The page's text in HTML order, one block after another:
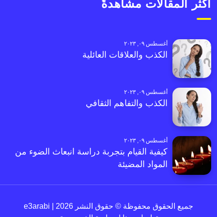
أكثر المقالات مشاهدةً
أغسطس ٠٩, ٢٠٢٣
الكذب والعلاقات العائلية
أغسطس ٠٩, ٢٠٢٣
الكذب والتفاهم الثقافي
أغسطس ٠٩, ٢٠٢٣
كيفية القيام بتجربة دراسة انبعاث الضوء من
المواد المضيئة
جميع الحقوق محفوظة © حقوق النشر 2026 | e3arabi